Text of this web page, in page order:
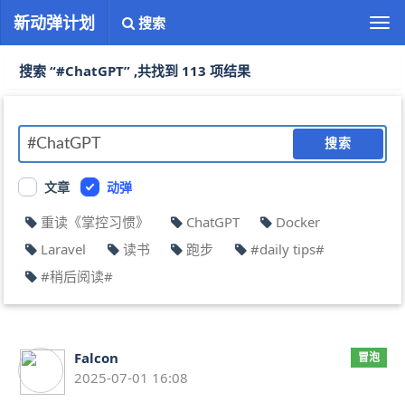
切
换
新动弹计划 搜索
搜索 “#ChatGPT” ,共找到 113 项结果
搜索
文章 动弹
重读《掌控习惯》 ChatGPT
Docker
Laravel
读书 跑步
#daily tips#
#稍后阅读#
Falcon
2025-07-01 16:08
冒泡